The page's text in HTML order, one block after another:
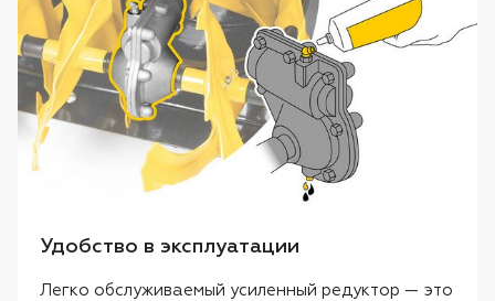
Удобство в эксплуатации
Легко обслуживаемый усиленный редуктор — это